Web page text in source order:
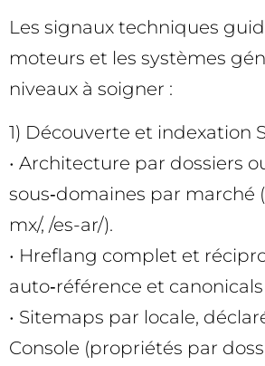
Les signaux techniques
moteurs et les systèmes
niveaux à soigner :
1) Découverte et indexation
• Architecture par dossiers
sous‑domaines par marché
mx/, /es-ar/).
• Hreflang complet et
auto‑référence et
• Sitemaps par locale,
Console (propriétés par